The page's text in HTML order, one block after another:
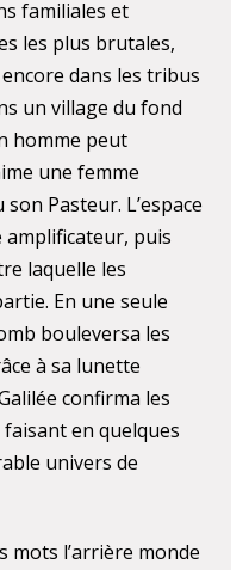
familiales et
les plus brutales,
dans les tribus
un village du fond
homme peut
une femme
Pasteur. L’espace
amplificateur, puis
laquelle les
En une seule
bouleversa les
à sa lunette
confirma les
en quelques
univers de
mots l’arrière monde